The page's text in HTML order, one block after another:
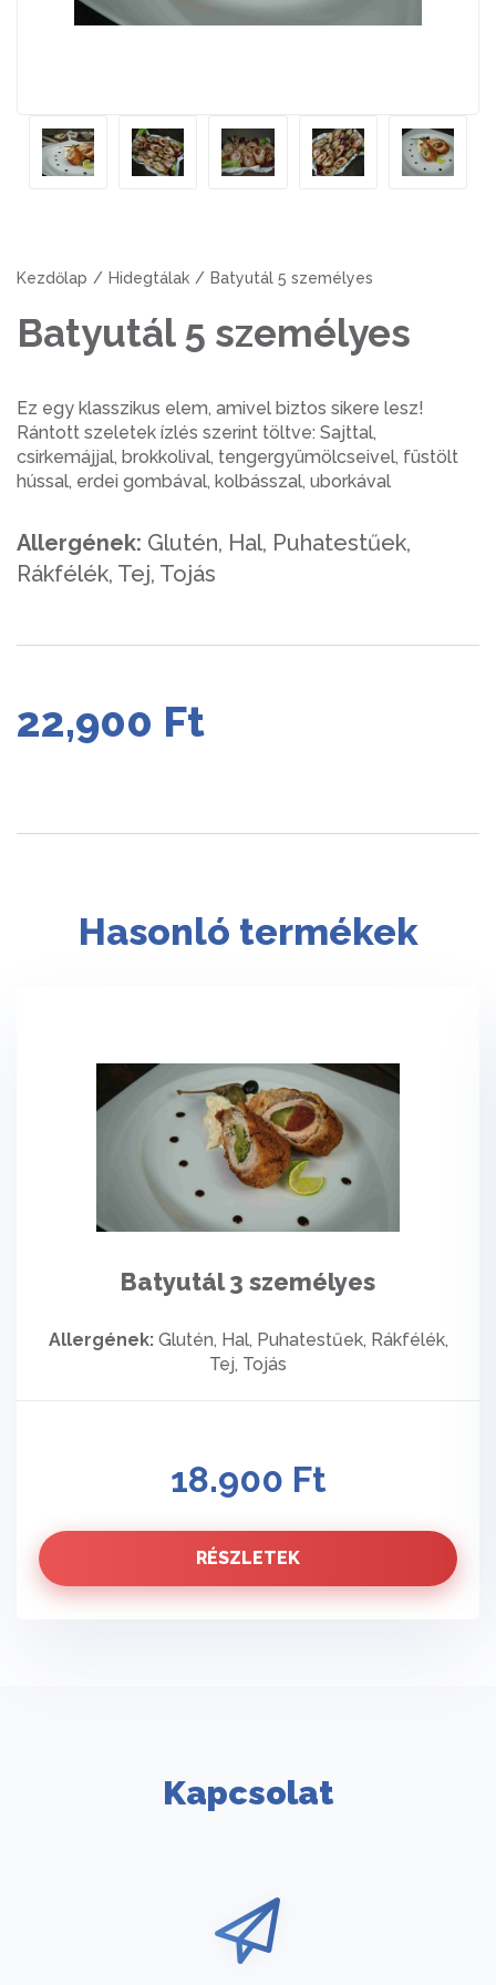
Kezdőlap Hidegtálak Batyutál 5 személyes
Batyutál 5 személyes
Ez egy klasszikus elem, amivel biztos sikere lesz!
Rántott szeletek ízlés szerint töltve: Sajttal,
csirkemájjal, brokkolival, tengergyümölcseivel, füstölt
hússal, erdei gombával, kolbásszal, uborkával
Allergének: Glutén, Hal, Puhatestűek,
Rákfélék, Tej, Tojás
22,900 Ft
Hasonló termékek
Batyutál 3 személyes
Allergének: Glutén, Hal, Puhatestűek, Rákfélék,
Tej, Tojás
18.900 Ft
RÉSZLETEK
Kapcsolat